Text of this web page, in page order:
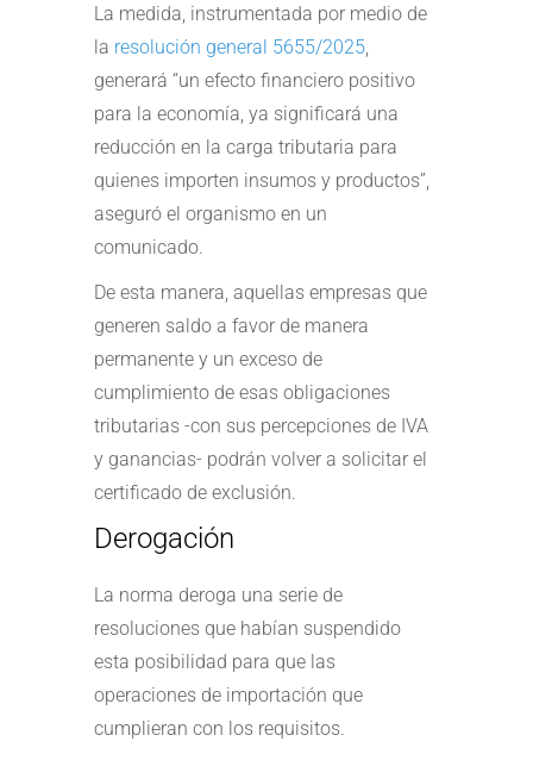
La medida, instrumentada por medio de
la resolución general 5655/2025
generará “un efecto financiero positivo
para la economía, ya significará una
reducción en la carga tributaria para
quienes importen insumos y productos”,
aseguró el organismo en un
comunicado.
De esta manera, aquellas empresas que
generen saldo a favor de manera
permanente y un exceso de
cumplimiento de esas obligaciones
tributarias -con sus percepciones de IVA
y ganancias- podrán volver a solicitar el
certificado de exclusión.
Derogación
La norma deroga una serie de
resoluciones que habían suspendido
esta posibilidad para que las
operaciones de importación que
cumplieran con los requisitos.